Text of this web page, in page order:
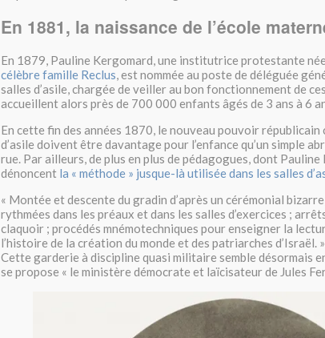
En 1881, la naissance de l’école
En 1879, Pauline Kergomard, une institutrice protestante
célèbre famille Reclus, est nommée au poste de déléguée
salles d’asile, chargée de veiller au bon fonctionnement de
accueillent alors près de 700 000 enfants âgés de 3 ans à 6
En cette fin des années 1870, le nouveau pouvoir républicain
d’asile doivent être davantage pour l’enfance qu’un simple
rue. Par ailleurs, de plus en plus de pédagogues, dont
dénoncent la « méthode » jusque-là utilisée dans les salles
« Montée et descente du gradin d’après un cérémonial
rythmées dans les préaux et dans les salles d’exercices ;
claquoir ; procédés mnémotechniques pour enseigner la
l’histoire de la création du monde et des patriarches d’Israël. »
Cette garderie à discipline quasi militaire semble désormais
se propose « le ministère démocrate et laïcisateur de Jules